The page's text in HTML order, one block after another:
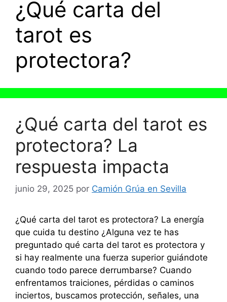
¿Qué carta del
tarot es
protectora?
¿Qué carta del tarot es
protectora? La
respuesta impacta
junio 29, 2025 por Camión Grúa en Sevilla
¿Qué carta del tarot es protectora? La energía
que cuida tu destino ¿Alguna vez te has
preguntado qué carta del tarot es protectora y
si hay realmente una fuerza superior guiándote
cuando todo parece derrumbarse? Cuando
enfrentamos traiciones, pérdidas o caminos
inciertos, buscamos protección, señales, una